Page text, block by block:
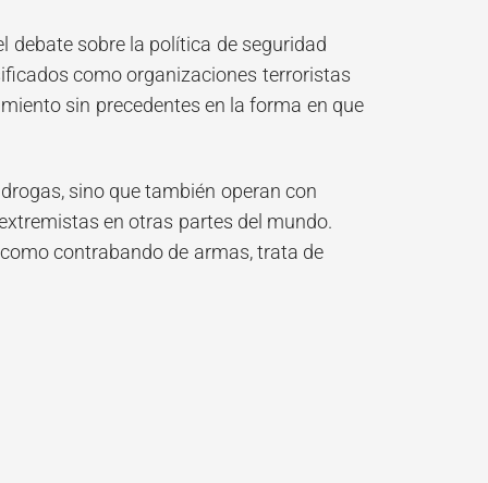
debate sobre la política de seguridad
como organizaciones terroristas
sin precedentes en la forma en que
sino que también operan con
en otras partes del mundo.
contrabando de armas, trata de